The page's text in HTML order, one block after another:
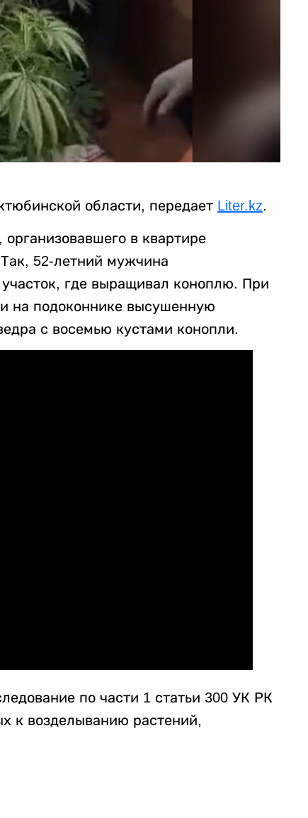
области, передает Liter.kz.
в квартире
52-летний мужчина
где выращивал коноплю. При
на подоконнике высушенную
с восемью кустами конопли.
по части 1 статьи 300 УК РК
к возделыванию растений,